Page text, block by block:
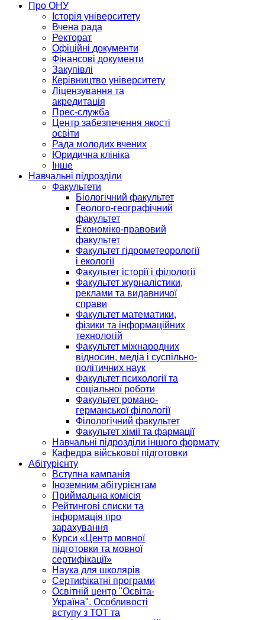
Про ОНУ
Історія університету
Вчена рада
Ректорат
Офіційні документи
Фінансові документи
Закупівлі
Керівництво університету
Ліцензування та
акредитація
Прес-служба
Центр забезпечення якості
освіти
Рада молодих вчених
Юридична клініка
Інше
Навчальні підрозділи
Факультети
Біологічний факультет
Геолого-географічний
факультет
Економіко-правовий
факультет
Факультет гідрометеорології
і екології
Факультет історії і філології
Факультет журналістики,
реклами та видавничої
справи
Факультет математики,
фізики та інформаційних
технологій
Факультет міжнародних
відносин, медіа і суспільно-
політичних наук
Факультет психології та
соціальної роботи
Факультет романо-
германської філології
Філологічний факультет
Факультет хімії та фармації
Навчальні підрозділи іншого формату
Кафедра військової підготовки
Абітурієнту
Вступна кампанія
Іноземним абітурієнтам
Приймальна комісія
Рейтингові списки та
інформація про
зарахування
Курси «Центр мовної
підготовки та мовної
сертифікації»
Наука для школярів
Сертифікатні програми
Освітній центр "Освіта-
Україна". Особливості
вступу з ТОТ та